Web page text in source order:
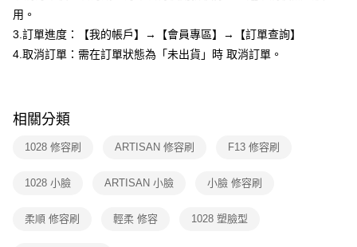
【注意事項】
易，需依本服務之必要範圍內提供個人資料，並將交易相關給付款項請求債
３．未成年的使用者請事先徵得法定代理人或監護人之同意方可使用
任。
請求用戶進行身份認證。
恩沛科技股份有限公司將有權停止該用戶之使用額度並採取法律行動。
每筆NT$90，滿NT$599(含以上)免運費
用。
3.訂單進度：【我的帳戶】→【會員專區】→【訂單查詢】
4.取消訂單：需在訂單狀態為「未出貨」時 取消訂單。
相關分類
1028 修容刷 ARTISAN 修容刷 F13 修容刷
1028 小臉 ARTISAN 小臉 小臉 修容刷
柔順 修容刷 輕柔 修容 1028 塑臉型